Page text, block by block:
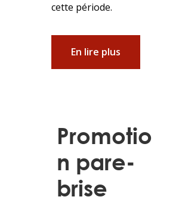
cette période.
En lire plus
Promotio
n pare-
brise